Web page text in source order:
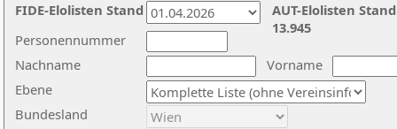
Nachname
Vorname
Ebene
Personennummer
Bundesland
AUT-Elolisten
13.945
FIDE-Elolisten Stand